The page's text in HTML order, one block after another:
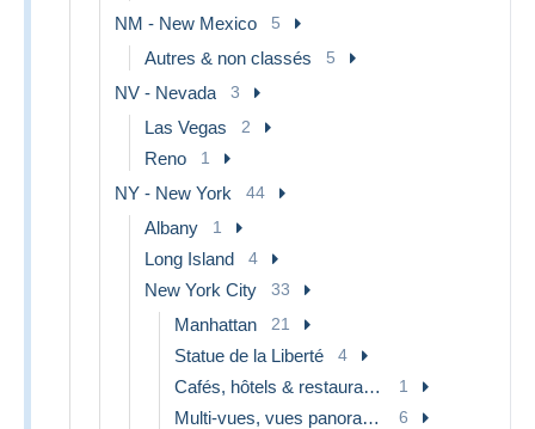
NM - New Mexico 5
Autres & non classés 5
NV - Nevada 3
Las Vegas 2
Reno 1
NY - New York 44
Albany 1
Long Island 4
New York City 33
Manhattan 21
Statue de la Liberté 4
Cafés, hôtels & restaurants 1
Multi-vues, vues panoramiques 6